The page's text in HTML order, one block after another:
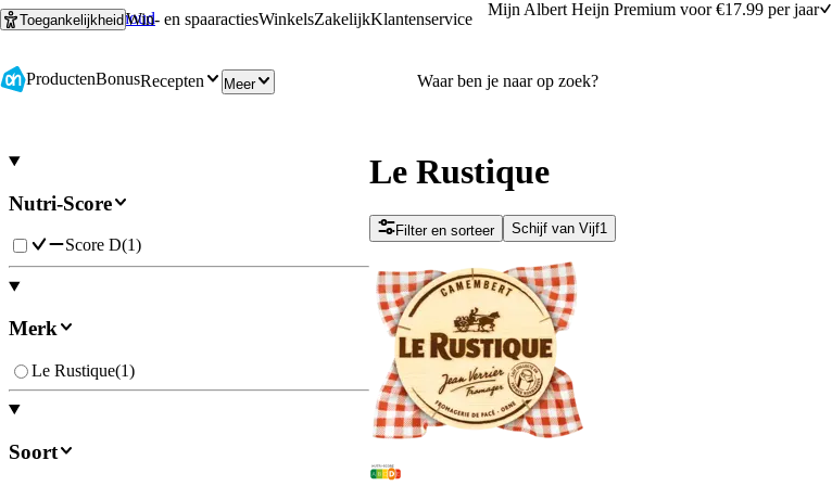
Ga naar hoofdinhoud
Ga naar zoeken
ToegankelijkheidWin- en spaaractiesWinkelsZakelijkKlantenservice
Mijn Albert Heijn Premium voor €17.99 per jaar
ProductenBonusRecepten Meer
Nutri-Score
Score D(1)
Merk
Le Rustique(1)
Soort
Le Rustique
Filter en sorteer Schijf van Vijf1